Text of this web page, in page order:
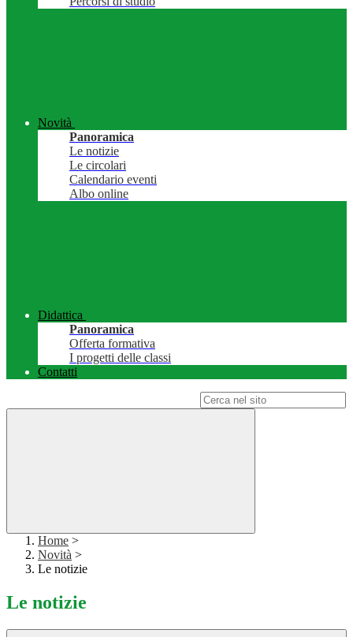
Novità
Panoramica
Le notizie
Le circolari
Calendario eventi
Albo online
Didattica
Panoramica
Offerta formativa
I progetti delle classi
Contatti
Home >
Novità >
Le notizie
Le notizie